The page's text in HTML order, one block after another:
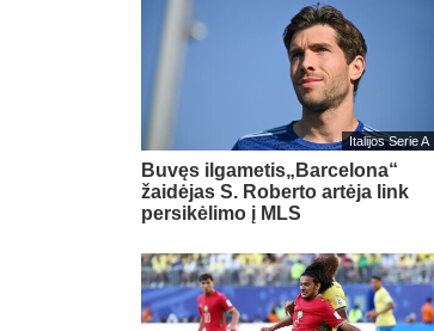
Italijos Serie A
Buvęs ilgametis„Barcelona“
žaidėjas S. Roberto artėja link
persikėlimo į MLS